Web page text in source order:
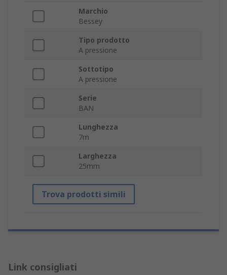
Marchio
Bessey
Tipo prodotto
A pressione
Sottotipo
A pressione
Serie
BAN
Lunghezza
7m
Larghezza
25mm
Trova prodotti simili
Link consigliati